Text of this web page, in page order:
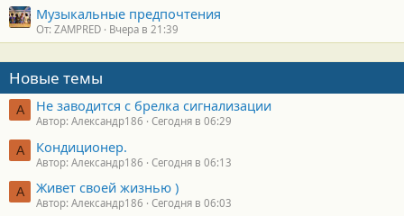
Музыкальные предпочтения
От: ZAMPRED Вчера в 21:39
Новые темы
А Не заводится с брелка сигнализации
Автор: Александр186 Сегодня в 06:29
А Кондиционер.
Автор: Александр186 Сегодня в 06:13
А Живет своей жизнью )
Автор: Александр186 Сегодня в 06:03